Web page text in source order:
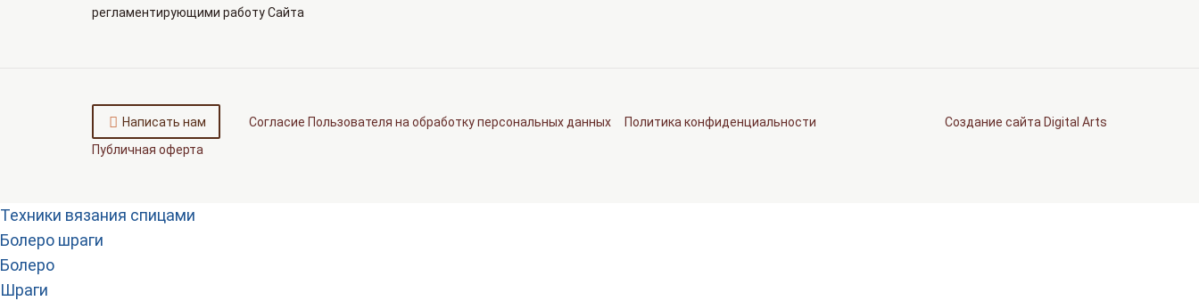
регламентирующими работу Сайта
Написать нам Согласие Пользователя на обработку персональных данных
Политика конфиденциальности
Публичная оферта
Создание сайта Digital Arts
Техники вязания спицами
Болеро шраги
Болеро
Шраги